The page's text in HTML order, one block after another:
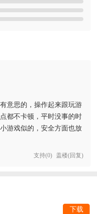
意思的，操作起来跟玩游
都不卡顿，平时没事的时
游戏似的，安全方面也放
支持(0) 盖楼(回复)
下载